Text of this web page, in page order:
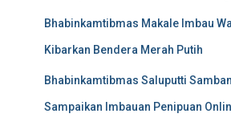
Bhabinkamtibmas Makale Imbau
Kibarkan Bendera Merah Putih
Bhabinkamtibmas Saluputti
Sampaikan Imbauan Penipuan